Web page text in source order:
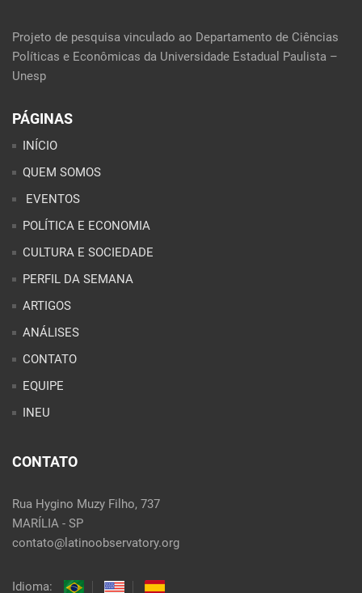
Projeto de pesquisa vinculado ao Departamento de Ciências
Políticas e Econômicas da Universidade Estadual Paulista –
Unesp
PÁGINAS
INÍCIO
QUEM SOMOS
EVENTOS
POLÍTICA E ECONOMIA
CULTURA E SOCIEDADE
PERFIL DA SEMANA
ARTIGOS
ANÁLISES
CONTATO
EQUIPE
INEU
CONTATO
Rua Hygino Muzy Filho, 737
MARÍLIA - SP
contato@latinoobservatory.org
Idioma: